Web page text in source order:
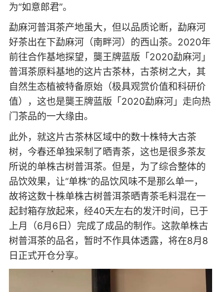
为“如意郎君”。
勐麻河普洱茶产地虽大，但以品质论断，勐麻河
好茶出在下勐麻河（南畔河）的西山茶。2020年
前往合作基地探望，龑王牌蓝版「2020勐麻河」
普洱茶原料基地的这片古茶林，古茶树之大，其
自然生态植被特备原始（极具观赏价值和科研价
值），这也是龑王牌蓝版「2020勐麻河」走向热
门茶品的一大缘由。
此外，就这片古茶林区域中的数十株特大古茶
树，今春还单独采制了晒青茶，这也是很多茶友
所说的单株古树普洱茶。但是，为了综合整体的
品饮效果，让“单株”的品饮风味不是那么单一，
故将这数十株单株古树普洱茶晒青茶毛料混在一
起封箱存放起来，经40天左右的发汗时间，已于
上月（6月6日）完成了成品的制作。这款单株古
树普洱茶的品名，暂时不作具体透露，将在8月8
日正式开仓分享。